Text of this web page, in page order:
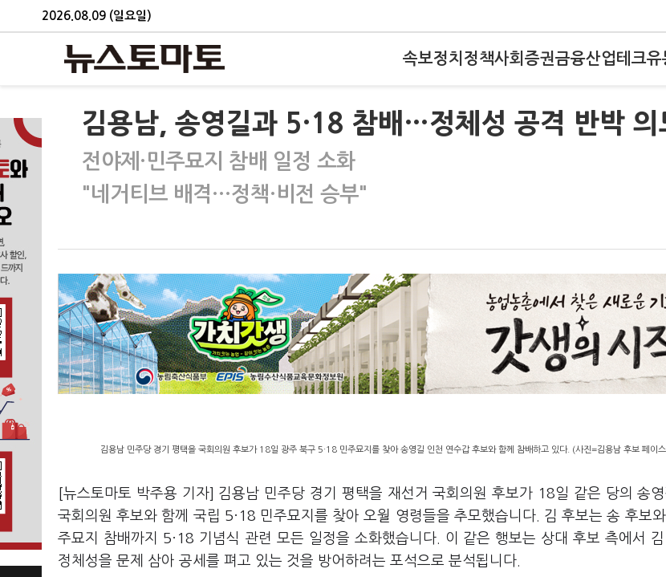
2026.08.09 (일요일)
속보정치 정책사회 증권금융산업테크유
김용남, 송영길과 5·18 참배…정체성 공격 반박 의
전야제·민주묘지 참배 일정 소화
"네거티브 배격…정책·비전 승부"
김용남 민주당 경기 평택을 국회의원 후보가 18일 광주 북구 5·18 민주묘지를 찾아 송영길 인천 연수갑 후보와 함께 참배하고 있다. (사진=김용남 후보 페이
[뉴스토마토 박주용 기자] 김용남 민주당 경기 평택을 재선거 국회의원 후보가 18일 같은 당의 송
국회의원 후보와 함께 국립 5·18 민주묘지를 찾아 오월 영령들을 추모했습니다. 김 후보는 송 후보
주묘지 참배까지 5·18 기념식 관련 모든 일정을 소화했습니다. 이 같은 행보는 상대 후보 측에서
정체성을 문제 삼아 공세를 펴고 있는 것을 방어하려는 포석으로 분석됩니다.